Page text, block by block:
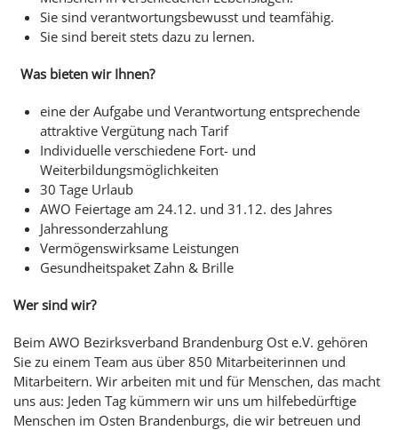
Sie sind verantwortungsbewusst und teamfähig.
Sie sind bereit stets dazu zu lernen.
Was bieten wir Ihnen?
eine der Aufgabe und Verantwortung entsprechende
attraktive Vergütung nach Tarif
Individuelle verschiedene Fort- und
Weiterbildungsmöglichkeiten
30 Tage Urlaub
AWO Feiertage am 24.12. und 31.12. des Jahres
Jahressonderzahlung
Vermögenswirksame Leistungen
Gesundheitspaket Zahn & Brille
Wer sind wir?
Beim AWO Bezirksverband Brandenburg Ost e.V. gehören
Sie zu einem Team aus über 850 Mitarbeiterinnen und
Mitarbeitern. Wir arbeiten mit und für Menschen, das macht
uns aus: Jeden Tag kümmern wir uns um hilfebedürftige
Menschen im Osten Brandenburgs, die wir betreuen und